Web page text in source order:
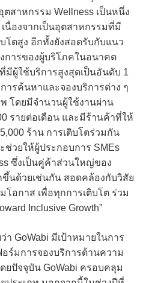
สาหกรรม Wellness เป็นหนึ่ง
นื่องจากเป็นอุตสาหกรรมที่มี
โตสูง อีกทั้งยังสอดรับกับแนว
ารของผู้บริโภคในอนาคต
มีผู้ใช้บริการสูงสุดเป็นอันดับ 1
รค้นหาและจองบริการต่าง ๆ
โดยมีจำนวนผู้ใช้งานผ่าน
รายต่อเดือน และมีร้านค้าที่ให้
ร้าน การเติบโตร่วมกัน
ช่วยให้ผู้ประกอบการ SMEs
ซึ่งเป็นคู่ค้าส่วนใหญ่ของ
ขึ้นด้วยเช่นกัน สอดคล้องกับวิสัย
โอกาส เพื่อทุกการเติบโต ร่วม
Inclusive Growth”
า GoWabi มีเป้าหมายในการ
ร์มการจองบริการด้านความ
ยปัจจุบัน GoWabi ครอบคลุม